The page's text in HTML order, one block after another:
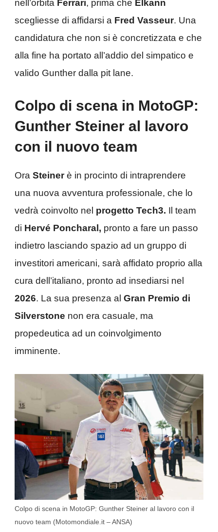
nell’orbita Ferrari, prima che Elkann
scegliesse di affidarsi a Fred Vasseur. Una
candidatura che non si è concretizzata e che
alla fine ha portato all’addio del simpatico e
valido Gunther dalla pit lane.
Colpo di scena in MotoGP:
Gunther Steiner al lavoro
con il nuovo team
Ora Steinerè in procinto di intraprendere
una nuova avventura professionale, che lo
vedrà coinvolto nel progetto Tech3. Il team
di Hervé Poncharal, pronto a fare un passo
indietro lasciando spazio ad un gruppo di
investitori americani, sarà affidato proprio alla
cura dell’italiano, pronto ad insediarsi nel
2026. La sua presenza al Gran Premio di
Silverstone non era casuale, ma
propedeutica ad un coinvolgimento
imminente.
Colpo di scena in MotoGP: Gunther Steiner al lavoro con il
nuovo team (Motomondiale.it – ANSA)